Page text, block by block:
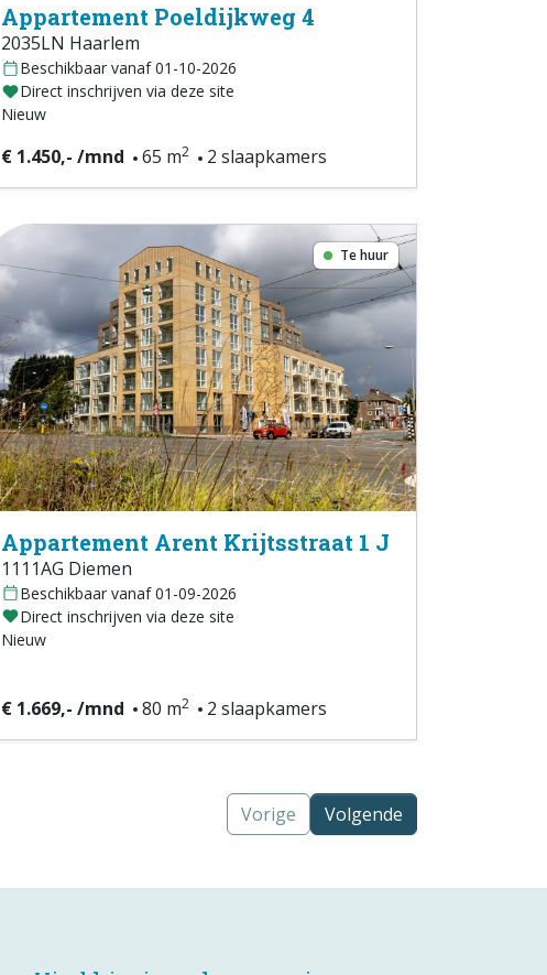
Appartement Poeldijkweg 4
2035LN Haarlem
Beschikbaar vanaf 01-10-2026
Direct inschrijven via deze site
Nieuw
€ 1.450,- /mnd 65 m2 2 slaapkamers
Te huur
Appartement Arent Krijtsstraat 1 J
1111AG Diemen
Beschikbaar vanaf 01-09-2026
Direct inschrijven via deze site
Nieuw
€ 1.669,- /mnd 80 m2 2 slaapkamers
Vorige Volgende